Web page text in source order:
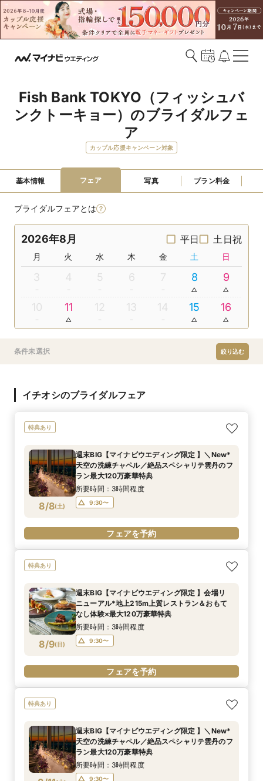
Fish Bank TOKYO（フィッシュバ
ンクトーキョー）のブライダルフェ
ア
カップル応援キャンペーン対象
基本情報 フェア 写真 プラン料金
ブライダルフェアとは
2026年8月 平日 土日祝
月 火 水 木 金 土 日
3 4 5 6 7 8 9
10 11 12 13 14 15 16
条件未選択 絞り込む
イチオシのブライダルフェア
特典あり
8/8(土)
週末BIG【マイナビウエディング限定 】＼New*
天空の洗練チャペル／絶品スペシャリテ雲丹のフ
ラン最大120万豪華特典
所要時間：3時間程度
9:30〜
フェアを予約
特典あり
8/9(日)
週末BIG【マイナビウエディング限定 】会場リ
ニューアル*地上215m上質レストラン＆おもて
なし体験×最大120万豪華特典
所要時間：3時間程度
9:30〜
フェアを予約
特典あり
週末BIG【マイナビウエディング限定 】＼New*
天空の洗練チャペル／絶品スペシャリテ雲丹のフ
ラン最大120万豪華特典
所要時間：3時間程度
9:30〜